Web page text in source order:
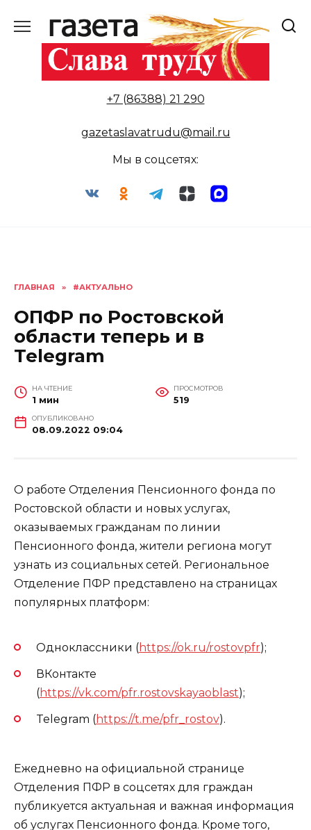
содержанию
+7 (86388) 21 290
gazetaslavatrudu@mail.ru
Мы в соцсетях:
ГЛАВНАЯ » #АКТУАЛЬНО
ОПФР по Ростовской
области теперь и в
Telegram
НА ЧТЕНИЕ
1 мин
ПРОСМОТРОВ
519
ОПУБЛИКОВАНО
08.09.2022 09:04
О работе Отделения Пенсионного фонда по
Ростовской области и новых услугах,
оказываемых гражданам по линии
Пенсионного фонда, жители региона могут
узнать из социальных сетей. Региональное
Отделение ПФР представлено на страницах
популярных платформ:
Одноклассники (https://ok.ru/rostovpfr);
ВКонтакте
(https://vk.com/pfr.rostovskayaoblast);
Telegram (https://t.me/pfr_rostov).
Ежедневно на официальной странице
Отделения ПФР в соцсетях для граждан
публикуется актуальная и важная информация
об услугах Пенсионного фонда. Кроме того,